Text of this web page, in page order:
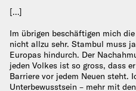
[…]
Im übrigen beschäftigen mich
nicht allzu sehr. Stambul muss
Europas hindurch. Der
jeden Volkes ist so gross, dass
Barriere vor jedem Neuen steht.
Unterbewusstsein – mehr mit